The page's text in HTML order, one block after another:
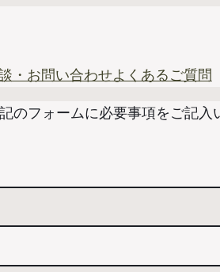
・お問い合わせよくあるご質問
フォームに必要事項をご記